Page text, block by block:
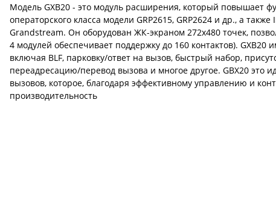
Модель GXB20 - это модуль расширения, который повышает
операторского класса модели GRP2615, GRP2624 и др., а
Grandstream. Он оборудован ЖК-экраном 272x480 точек,
4 модулей обеспечивает поддержку до 160 контактов).
включая BLF, парковку/ответ на вызов, быстрый набор,
переадресацию/перевод вызова и многое другое. GBX20 это
вызовов, которое, благодаря эффективному управлению и
производительность